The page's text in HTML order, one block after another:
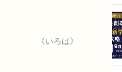
《いろは》